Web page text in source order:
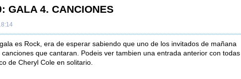
GALA 4. CANCIONES
es Rock, era de esperar sabiendo que uno de los invitados de mañana
que cantaran. Podeis ver tambien una entrada anterior con todas
de Cheryl Cole en solitario.